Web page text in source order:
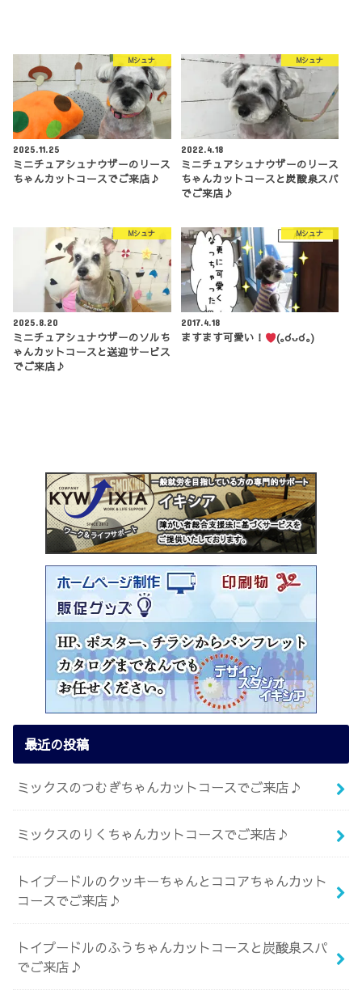
Mシュナ
2025.11.25
ミニチュアシュナウザーのリース
ちゃんカットコースでご来店♪
Mシュナ
2022.4.18
ミニチュアシュナウザーのリース
ちゃんカットコースと炭酸泉スパ
でご来店♪
Mシュナ
2025.8.20
ミニチュアシュナウザーのソルち
ゃんカットコースと送迎サービス
でご来店♪
Mシュナ
2017.4.18
ますます可愛い！ (｡☌ᴗ☌｡)
最近の投稿
ミックスのつむぎちゃんカットコースでご来店♪
ミックスのりくちゃんカットコースでご来店♪
トイプードルのクッキーちゃんとココアちゃんカット
コースでご来店♪
トイプードルのふうちゃんカットコースと炭酸泉スパ
でご来店♪